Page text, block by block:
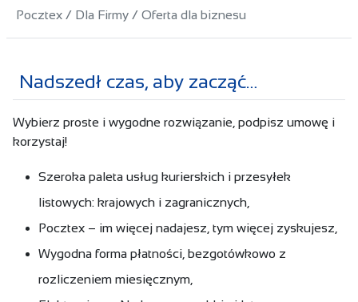
Pocztex / Dla Firmy / Oferta dla biznesu
Nadszedł czas, aby zacząć…
Wybierz proste i wygodne rozwiązanie, podpisz umowę i
korzystaj!
Szeroka paleta usług kurierskich i przesyłek
listowych: krajowych i zagranicznych,
Pocztex – im więcej nadajesz, tym więcej zyskujesz,
Wygodna forma płatności, bezgotówkowo z
rozliczeniem miesięcznym​,